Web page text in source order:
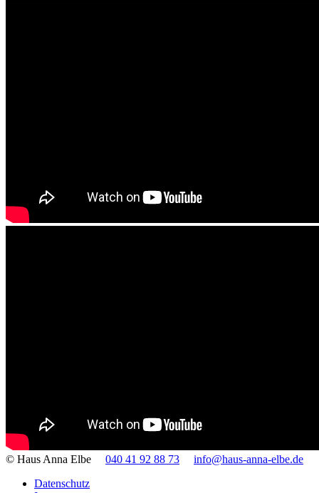
© Haus Anna Elbe 040 41 92 88 73
info@haus-anna-elbe.de
Datenschutz